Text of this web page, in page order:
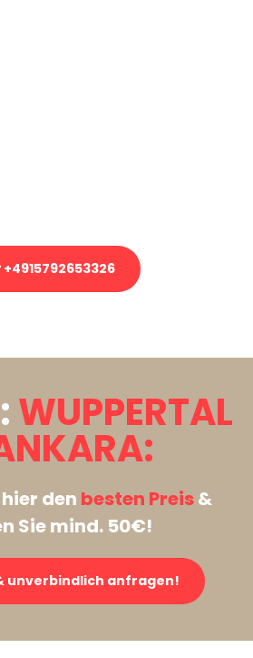
WUPPERTAL
den besten Preis&
Sie mind. 50€!
unverbindlich anfragen!